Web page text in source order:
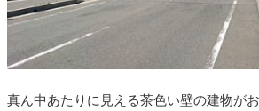
真ん中あたりに見える茶色い壁の建物が